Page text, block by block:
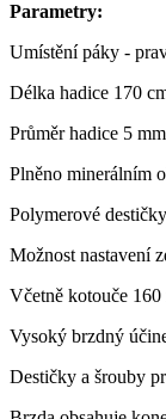
Parametry:
Umístění páky -
Délka hadice 170
Průměr hadice 5 mm
Plněno minerálním
Polymerové
Možnost nastavení
Včetně kotouče
Vysoký brzdný
Destičky a šrouby